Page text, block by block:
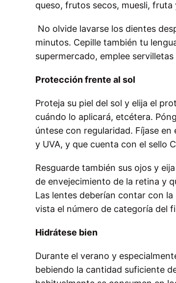
queso, frutos secos, muesli,
No olvide lavarse los dientes
minutos. Cepille también tu
supermercado, emplee
Protección frente al sol
Proteja su piel del sol y elija el
cuándo lo aplicará, etcétera.
úntese con regularidad. Fíjase
y UVA, y que cuenta con el sello
Resguarde también sus ojos y
de envejecimiento de la retina y
Las lentes deberían contar con
vista el número de categoría del
Hidrátese bien
Durante el verano y
bebiendo la cantidad suficiente